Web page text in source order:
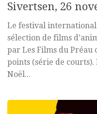
Sivertsen, 26
Le festival
sélection de films
par Les Films du Préau
points (série de
Noël...